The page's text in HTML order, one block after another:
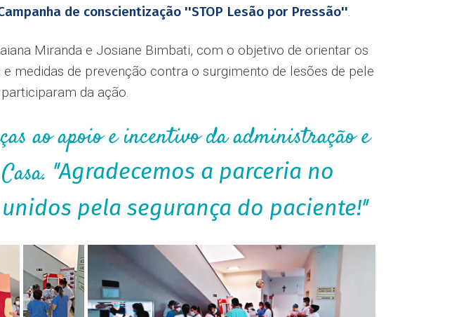
de conscientização ''STOP Lesão por Pressão''.
Miranda e Josiane Bimbati, com o objetivo de orientar os
medidas de prevenção contra o surgimento de lesões de pele
da ação.
ao apoio e incentivo da administração e
''Agradecemos a parceria no
pela segurança do paciente!''